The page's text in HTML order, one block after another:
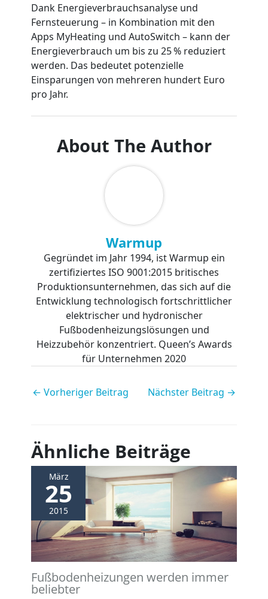
Dank Energieverbrauchsanalyse und
Fernsteuerung – in Kombination mit den
Apps MyHeating und AutoSwitch – kann der
Energieverbrauch um bis zu 25 % reduziert
werden. Das bedeutet potenzielle
Einsparungen von mehreren hundert Euro
pro Jahr.
About The Author
Warmup
Gegründet im Jahr 1994, ist Warmup ein
zertifiziertes ISO 9001:2015 britisches
Produktionsunternehmen, das sich auf die
Entwicklung technologisch fortschrittlicher
elektrischer und hydronischer
Fußbodenheizungslösungen und
Heizzubehör konzentriert. Queen’s Awards
für Unternehmen 2020
← Vorheriger Beitrag Nächster Beitrag →
Ähnliche Beiträge
März
25
2015
Fußbodenheizungen werden immer
beliebter